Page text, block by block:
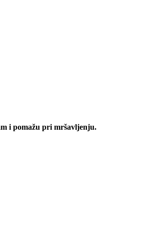
i pomažu pri mršavljenju.